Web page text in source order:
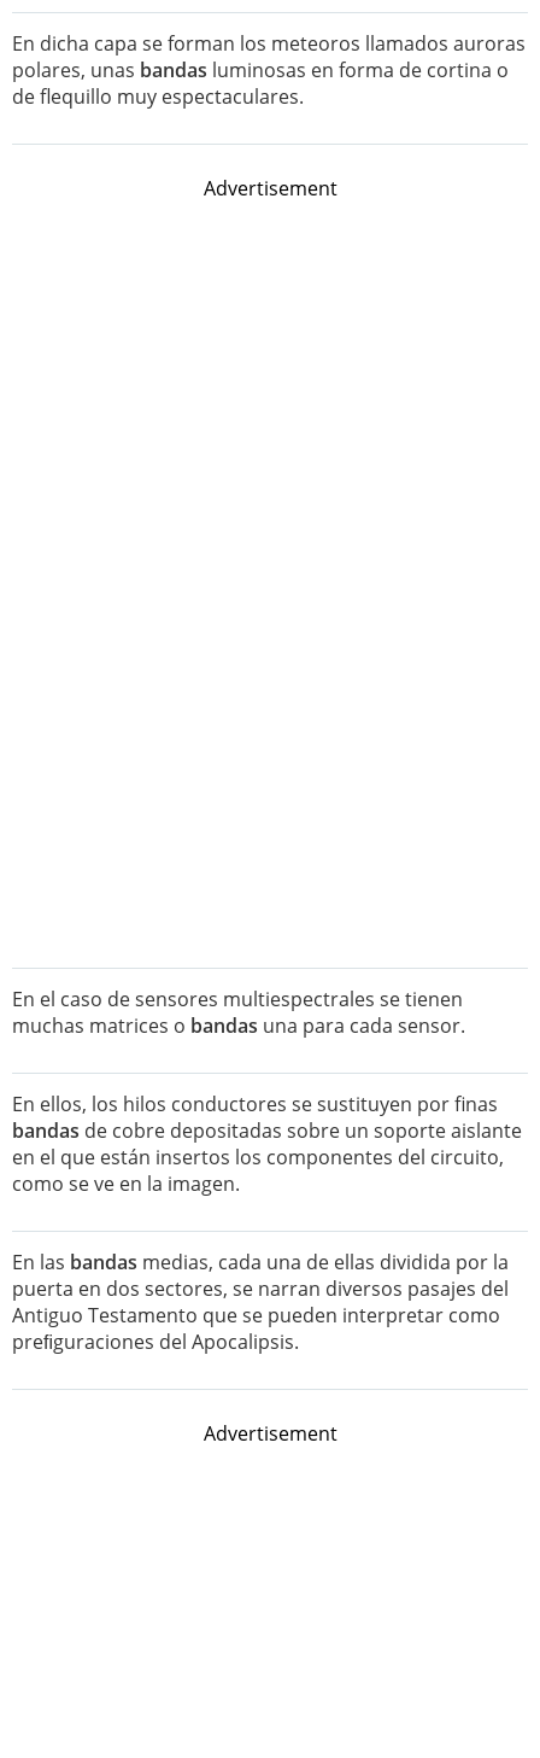
En dicha capa se forman los meteoros llamados auroras
polares, unas bandas luminosas en forma de cortina o
de flequillo muy espectaculares.
Advertisement
En el caso de sensores multiespectrales se tienen
muchas matrices o bandas una para cada sensor.
En ellos, los hilos conductores se sustituyen por finas
bandas de cobre depositadas sobre un soporte aislante
en el que están insertos los componentes del circuito,
como se ve en la imagen.
En las bandas medias, cada una de ellas dividida por la
puerta en dos sectores, se narran diversos pasajes del
Antiguo Testamento que se pueden interpretar como
preﬁguraciones del Apocalipsis.
Advertisement